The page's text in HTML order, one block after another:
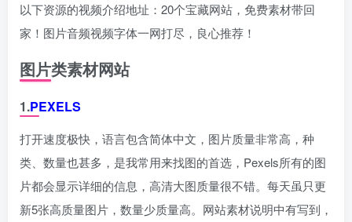
以下资源的视频介绍地址： 20个宝藏网站，免费素材带回
家！图片音频视频字体一网打尽，良心推荐！
图片类素材网站
1.PEXELS
打开速度极快，语言包含简体中文，图片质量非常高，种
类、数量也甚多，是我常用来找图的首选，Pexels所有的图
片都会显示详细的信息，高清大图质量很不错。每天虽只更
新5张高质量图片，数量少质量高。网站素材说明中有写到，